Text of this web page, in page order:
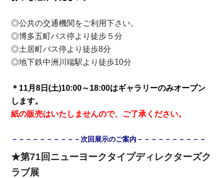
◎公共の交通機関をご利用下さい。
◎博多五町バス停より徒歩５分
◎土居町バス停より徒歩8分
◎地下鉄中洲川端駅より徒歩10分
＊11月8日(土)10:00～18:00はギャラリーのみオープン
します。
紙の販売はいたしませんので、ご了承ください。
－－－－－－－－－－次回展示のご案内－－－－－－－－－－
★第71回ニューヨークタイプディレクターズク
ラブ展